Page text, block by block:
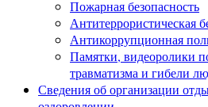
Пожарная безопасность
Антитеррористическая
Антикоррупционная
Памятки, видеоролики
травматизма и гибели
Сведения об организации